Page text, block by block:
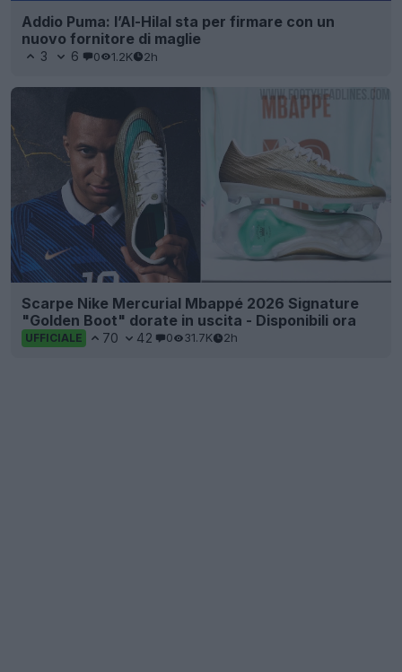
Addio Puma: l’Al-Hilal sta per firmare con un
nuovo fornitore di maglie
3 6 0 1.2K 2h
Scarpe Nike Mercurial Mbappé 2026 Signature
"Golden Boot" dorate in uscita - Disponibili ora
UFFICIALE 70 42 0 31.7K 2h